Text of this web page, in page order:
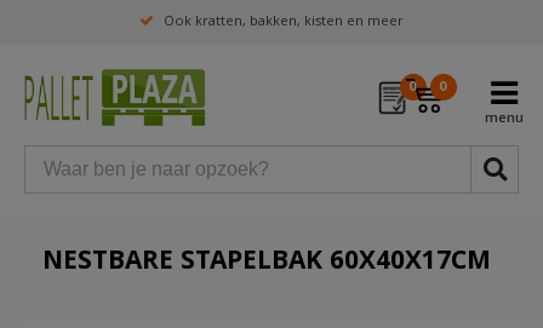
Ook kratten, bakken, kisten en meer
0 0
NESTBARE STAPELBAK 60X40X17CM